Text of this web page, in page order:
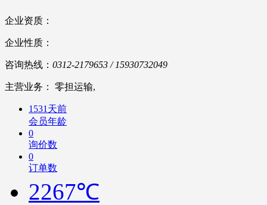
企业资质：
企业性质：
咨询热线： 0312-2179653 / 15930732049
主营业务： 零担运输,
1531天前
会员年龄
0
询价数
0
订单数
2267℃